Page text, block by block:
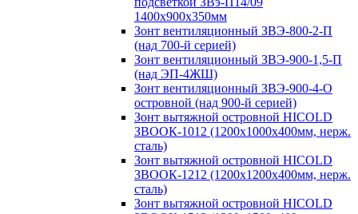
1400х900х350мм
Зонт вентиляционный ЗВЭ-800-2-П
(над 700-й серией)
Зонт вентиляционный ЗВЭ-900-1,5-П
(над ЭП-4ЖШ)
Зонт вентиляционный ЗВЭ-900-4-О
островной (над 900-й серией)
Зонт вытяжной островной HICOLD
ЗВООК-1012 (1200х1000х400мм, нерж.
сталь)
Зонт вытяжной островной HICOLD
ЗВООК-1212 (1200x1200x400мм, нерж.
сталь)
Зонт вытяжной островной HICOLD